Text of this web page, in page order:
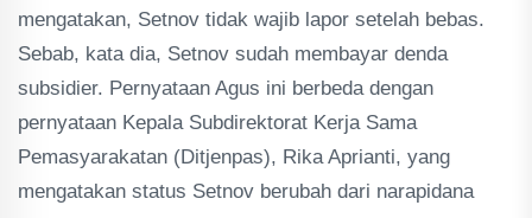
mengatakan, Setnov tidak wajib lapor setelah bebas.
Sebab, kata dia, Setnov sudah membayar denda
subsidier. Pernyataan Agus ini berbeda dengan
pernyataan Kepala Subdirektorat Kerja Sama
Pemasyarakatan (Ditjenpas), Rika Aprianti, yang
mengatakan status Setnov berubah dari narapidana